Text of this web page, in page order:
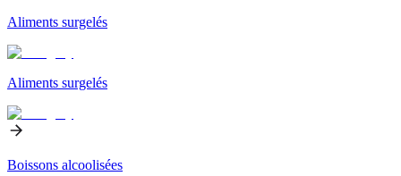
Aliments surgelés
Aliments surgelés
Boissons alcoolisées